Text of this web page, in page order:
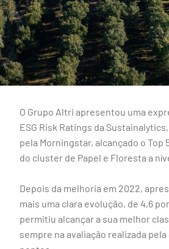
O Grupo Altri apresentou uma
ESG Risk Ratings da
pela Morningstar, alcançado o Top
do cluster de Papel e Floresta a
Depois da melhoria em 2022,
mais uma clara evolução, de 4,6
permitiu alcançar a sua melhor
sempre na avaliação realizada